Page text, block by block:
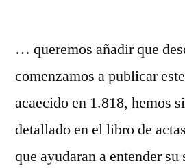
… queremos añadir que
comenzamos a publicar
acaecido en 1.818, hemos
detallado en el libro de
que ayudaran a entender